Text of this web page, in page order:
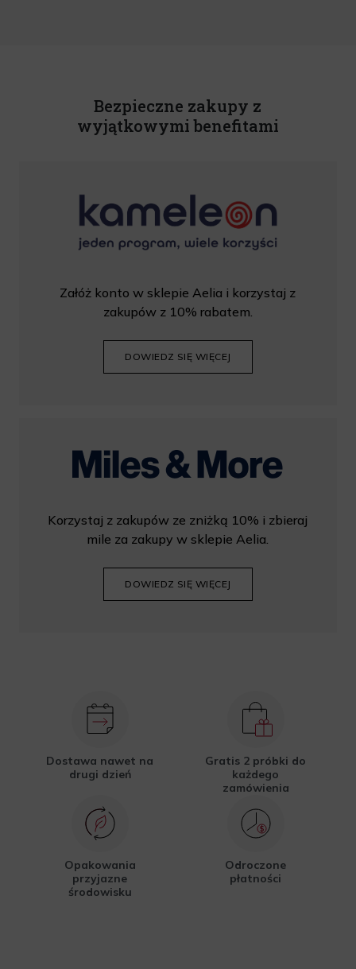
Bezpieczne zakupy z
wyjątkowymi benefitami
Załóż konto w sklepie Aelia i korzystaj z
zakupów z 10% rabatem.
DOWIEDZ SIĘ WIĘCEJ
Korzystaj z zakupów ze zniżką 10% i zbieraj
mile za zakupy w sklepie Aelia.
DOWIEDZ SIĘ WIĘCEJ
Dostawa nawet na
drugi dzień
Gratis 2 próbki do
każdego
zamówienia
Opakowania
przyjazne
środowisku
Odroczone
płatności